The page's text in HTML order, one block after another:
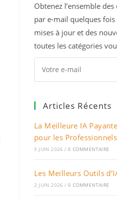
Obtenez l’ensemble
par e-mail quelques
mises à jour et des
toutes les catégories
Articles Récents
La Meilleure IA
pour les Professionnels
5 JUIN 2026 / 0 COMMENTAIRE
Les Meilleurs Outils
2 JUIN 2026 / 0 COMMENTAIRE